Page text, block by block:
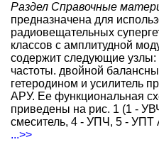
Раздел Справочные
предназначена для
радиовещательных
классов с амплитудной
содержит следующие узлы:
частоты. двойной
гетеродином и усилитель
АРУ. Ее функциональная
приведены на рис. 1 (1 -
смеситель, 4 - УПЧ, 5 -
...>>